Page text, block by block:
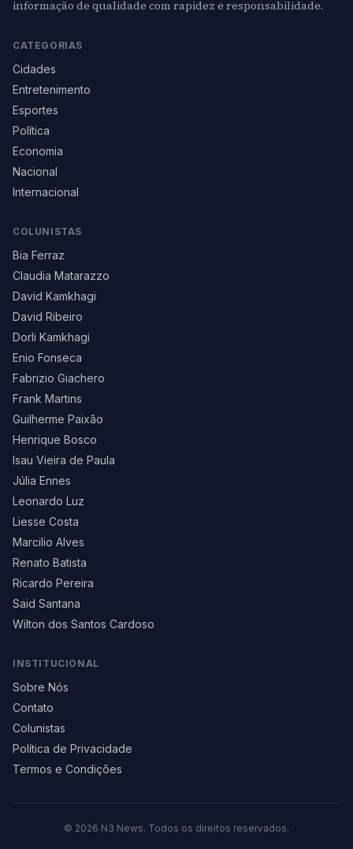
informação de qualidade com rapidez e responsabilidade.
CATEGORIAS
Cidades
Entretenimento
Esportes
Política
Economia
Nacional
Internacional
COLUNISTAS
Bia Ferraz
Claudia Matarazzo
David Kamkhagi
David Ribeiro
Dorli Kamkhagi
Enio Fonseca
Fabrizio Giachero
Frank Martins
Guilherme Paixão
Henrique Bosco
Isau Vieira de Paula
Júlia Ennes
Leonardo Luz
Liesse Costa
Marcilio Alves
Renato Batista
Ricardo Pereira
Said Santana
Wilton dos Santos Cardoso
INSTITUCIONAL
Sobre Nós
Contato
Colunistas
Política de Privacidade
Termos e Condições
© 2026 N3 News. Todos os direitos reservados.